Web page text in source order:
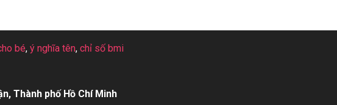
bé, ý nghĩa tên, chỉ số bmi
Thành phố Hồ Chí Minh